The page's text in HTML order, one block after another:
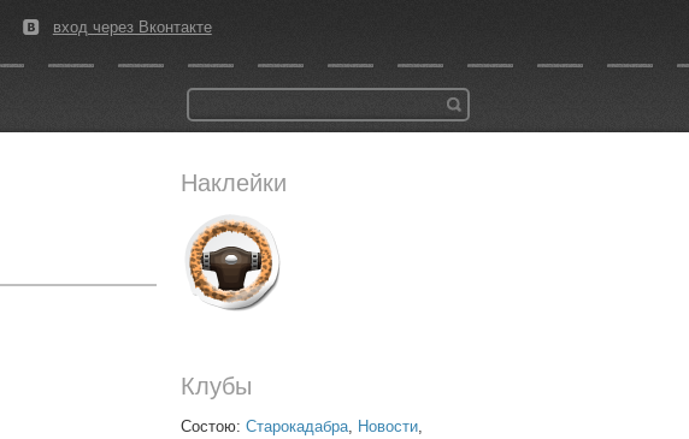
вход через Вконтакте
Наклейки
Клубы
Состою: Старокадабра, Новости,